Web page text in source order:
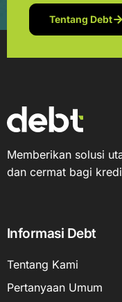
Tentang Debt
Memberikan solusi
dan cermat bagi
Informasi Debt
Tentang Kami
Pertanyaan Umum